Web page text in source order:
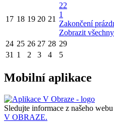
17 18 19 20 21
22
1
Zakončení
Zobrazit
24 25 26 27 28 29
31 1 2 3 4 5
Mobilní aplikace
Sledujte informace z našeho
V OBRAZE.